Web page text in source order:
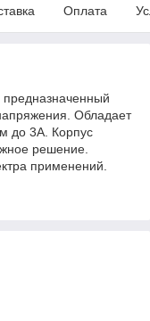
Оплата
Обладает
до 3А. Корпус
решение.
применений.